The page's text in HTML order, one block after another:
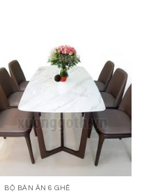
BỘ BÀN ĂN 6 GHẾ